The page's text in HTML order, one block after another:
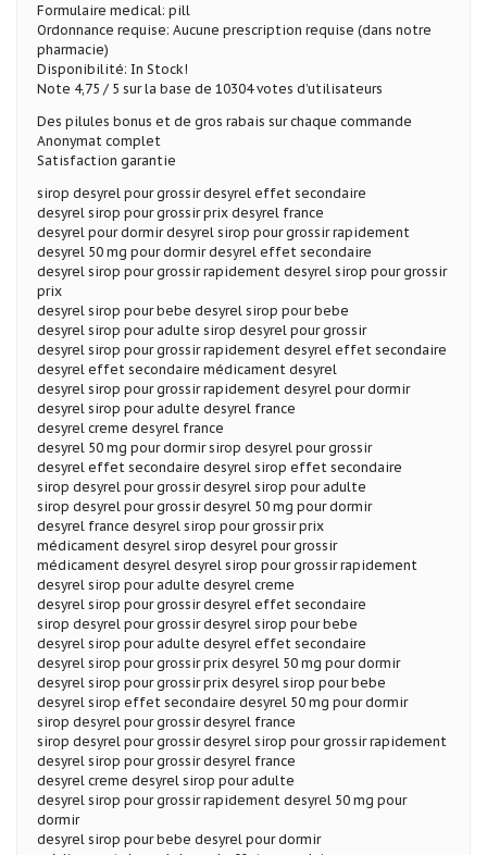
Formulaire medical: pill
Ordonnance requise: Aucune prescription requise (dans notre
pharmacie)
Disponibilité: In Stock!
Note 4,75 / 5 sur la base de 10304 votes d’utilisateurs
Des pilules bonus et de gros rabais sur chaque commande
Anonymat complet
Satisfaction garantie
sirop desyrel pour grossir desyrel effet secondaire
desyrel sirop pour grossir prix desyrel france
desyrel pour dormir desyrel sirop pour grossir rapidement
desyrel 50 mg pour dormir desyrel effet secondaire
desyrel sirop pour grossir rapidement desyrel sirop pour grossir
prix
desyrel sirop pour bebe desyrel sirop pour bebe
desyrel sirop pour adulte sirop desyrel pour grossir
desyrel sirop pour grossir rapidement desyrel effet secondaire
desyrel effet secondaire médicament desyrel
desyrel sirop pour grossir rapidement desyrel pour dormir
desyrel sirop pour adulte desyrel france
desyrel creme desyrel france
desyrel 50 mg pour dormir sirop desyrel pour grossir
desyrel effet secondaire desyrel sirop effet secondaire
sirop desyrel pour grossir desyrel sirop pour adulte
sirop desyrel pour grossir desyrel 50 mg pour dormir
desyrel france desyrel sirop pour grossir prix
médicament desyrel sirop desyrel pour grossir
médicament desyrel desyrel sirop pour grossir rapidement
desyrel sirop pour adulte desyrel creme
desyrel sirop pour grossir desyrel effet secondaire
sirop desyrel pour grossir desyrel sirop pour bebe
desyrel sirop pour adulte desyrel effet secondaire
desyrel sirop pour grossir prix desyrel 50 mg pour dormir
desyrel sirop pour grossir prix desyrel sirop pour bebe
desyrel sirop effet secondaire desyrel 50 mg pour dormir
sirop desyrel pour grossir desyrel france
sirop desyrel pour grossir desyrel sirop pour grossir rapidement
desyrel sirop pour grossir desyrel france
desyrel creme desyrel sirop pour adulte
desyrel sirop pour grossir rapidement desyrel 50 mg pour
dormir
desyrel sirop pour bebe desyrel pour dormir